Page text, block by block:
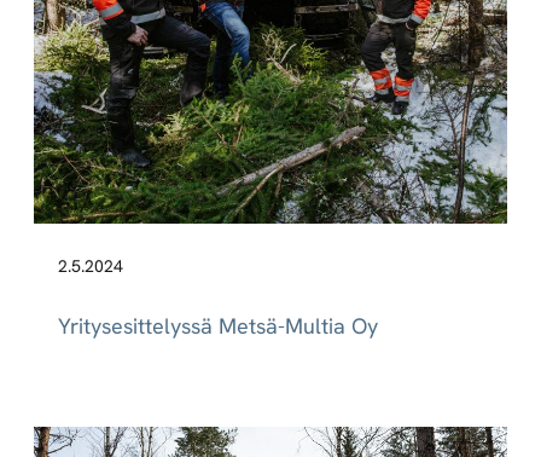
2.5.2024
Yritysesittelyssä Metsä-Multia Oy